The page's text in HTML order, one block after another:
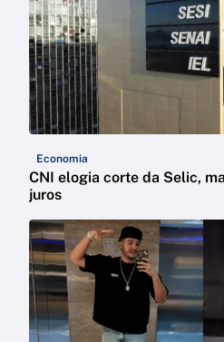
Economia
CNI elogia corte da Selic,
juros